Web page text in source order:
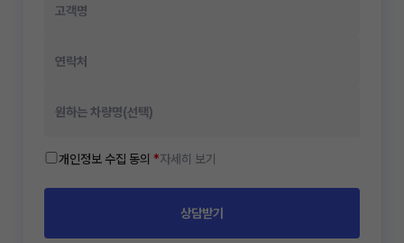
개인정보 수집 동의 *자세히 보기
상담받기